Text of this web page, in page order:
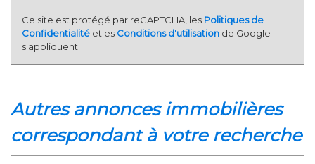
Ce site est protégé par reCAPTCHA, les Politiques de
Confidentialité et es Conditions d'utilisation de Google
s'appliquent.
autres annonces immobilières
correspondant à votre recherche